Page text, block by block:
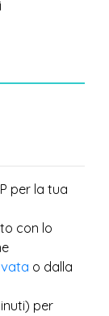
per la tua
con lo
o dalla
per